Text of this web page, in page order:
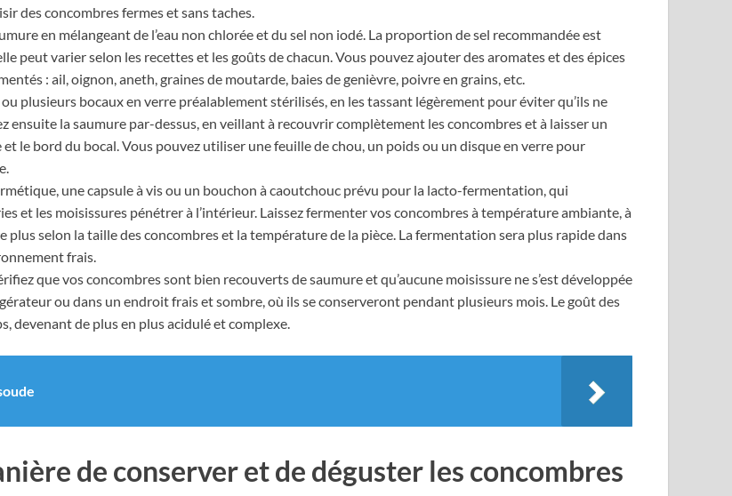
des concombres fermes et sans taches.
en mélangeant de l’eau non chlorée et du sel non iodé. La proportion de sel recommandée est
peut varier selon les recettes et les goûts de chacun. Vous pouvez ajouter des aromates et des épices
: ail, oignon, aneth, graines de moutarde, baies de genièvre, poivre en grains, etc.
plusieurs bocaux en verre préalablement stérilisés, en les tassant légèrement pour éviter qu’ils ne
ensuite la saumure par-dessus, en veillant à recouvrir complètement les concombres et à laisser un
et le bord du bocal. Vous pouvez utiliser une feuille de chou, un poids ou un disque en verre pour
une capsule à vis ou un bouchon à caoutchouc prévu pour la lacto-fermentation, qui
et les moisissures pénétrer à l’intérieur. Laissez fermenter vos concombres à température ambiante, à
plus selon la taille des concombres et la température de la pièce. La fermentation sera plus rapide dans
frais.
que vos concombres sont bien recouverts de saumure et qu’aucune moisissure ne s’est développée
ou dans un endroit frais et sombre, où ils se conserveront pendant plusieurs mois. Le goût des
devenant de plus en plus acidulé et complexe.
de conserver et de déguster les concombres